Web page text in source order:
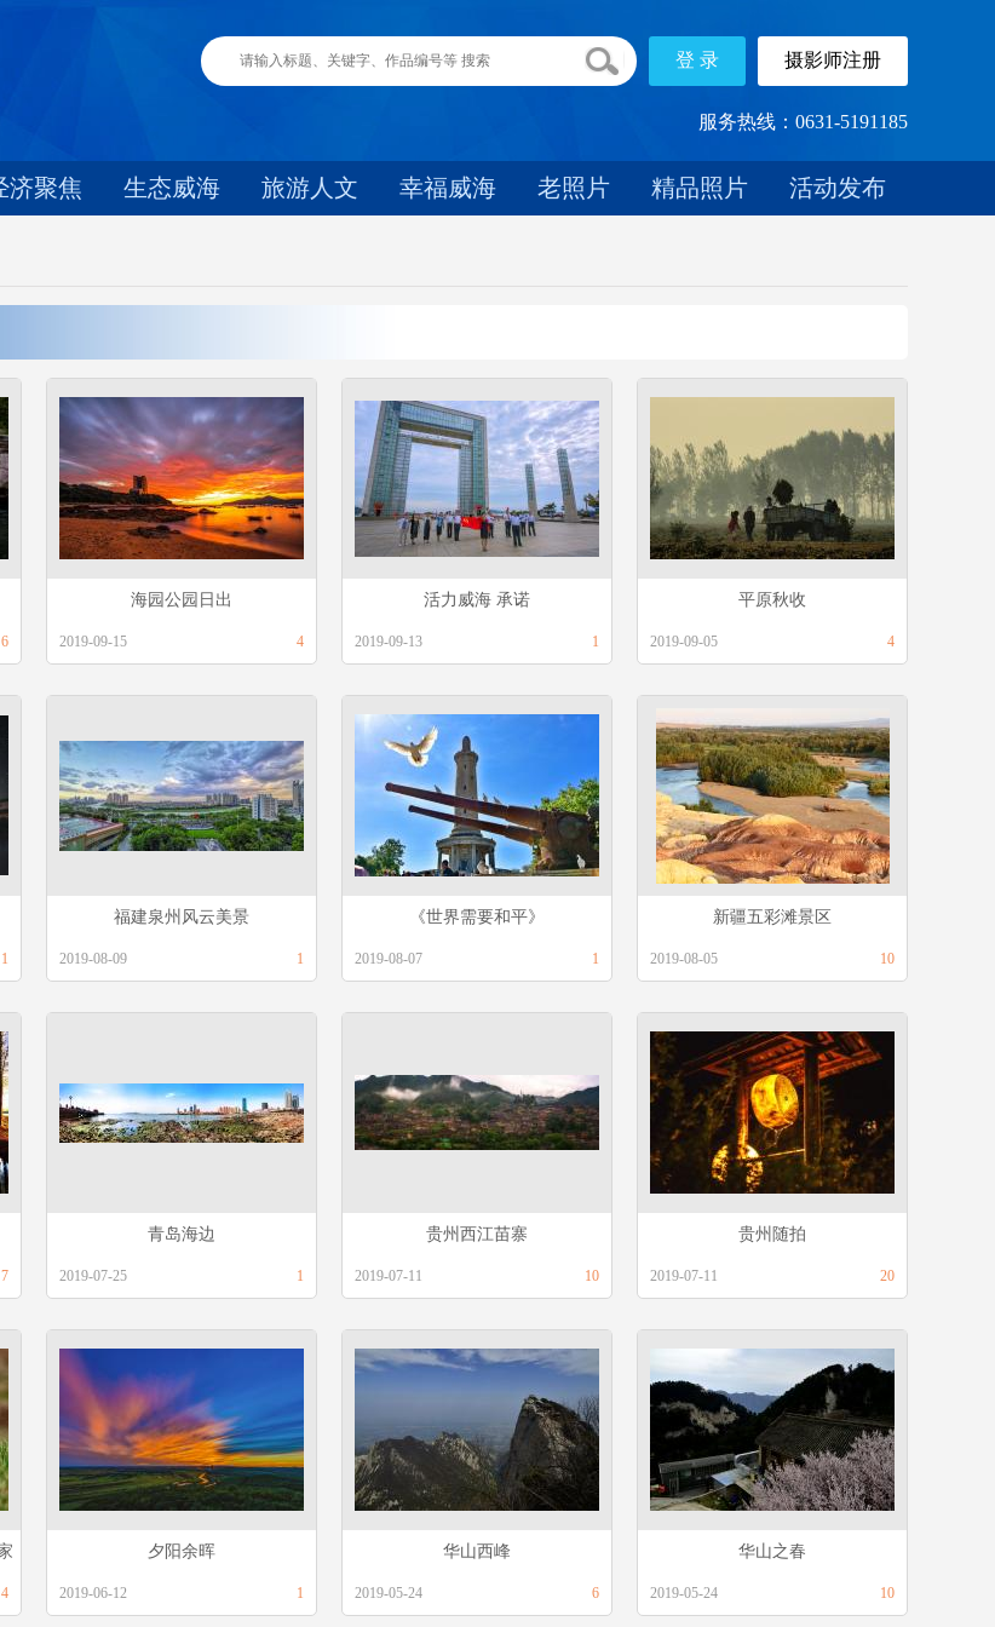
服务热线：0631-5191185
济聚焦 生态威海 旅游人文 幸福威海 老照片 精品照片 活动发布
6
海园公园日出
2019-09-15 4
活力威海 承诺
2019-09-13 1
平原秋收
2019-09-05 4
1
福建泉州风云美景
2019-08-09 1
《世界需要和平》
2019-08-07 1
新疆五彩滩景区
2019-08-05 10
7
青岛海边
2019-07-25 1
贵州西江苗寨
2019-07-11 10
贵州随拍
2019-07-11 20
4
夕阳余晖
2019-06-12 1
华山西峰
2019-05-24 6
华山之春
2019-05-24 10